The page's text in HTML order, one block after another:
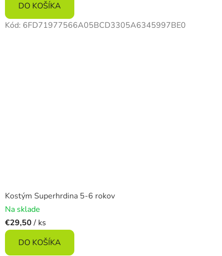
DO KOŠÍKA
Kód: 6FD71977566A05BCD3305A6345997BE0
Kostým Superhrdina 5-6 rokov
Na sklade
€29,50 / ks
DO KOŠÍKA